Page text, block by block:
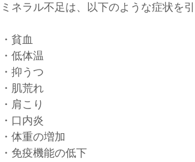
ミネラル不足は、以下のような症状を
・貧血
・低体温
・抑うつ
・肌荒れ
・肩こり
・口内炎
・体重の増加
・免疫機能の低下